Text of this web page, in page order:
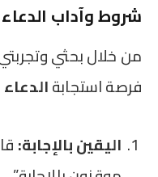
شروط وآداب
من خلال بحثي
فرصة استجابة
اليقين بالإجابة: